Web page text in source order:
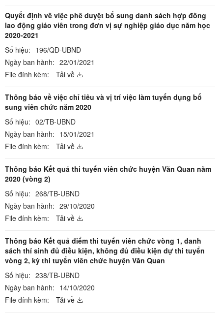
Quyết định về việc phê duyệt bổ sung danh sách hợp đồng
lao động giáo viên trong đơn vị sự nghiệp giáo dục năm học
2020-2021
Số hiệu: 196/QĐ-UBND
Ngày ban hành: 22/01/2021
File đính kèm:
Tải về
Thông báo về việc chỉ tiêu và vị trí việc làm tuyển dụng bổ
sung viên chức năm 2020
Số hiệu: 02/TB-UBND
Ngày ban hành: 15/01/2021
File đính kèm:
Tải về
Thông báo Kết quả thi tuyển viên chức huyện Văn Quan năm
2020 (vòng 2)
Số hiệu: 268/TB-UBND
Ngày ban hành: 29/10/2020
File đính kèm:
Tải về
Thông báo Kết quả điểm thi tuyển viên chức vòng 1, danh
sách thí sinh đủ điều kiện, không đủ điều kiện dự thi tuyển
vòng 2, kỳ thi tuyển viên chức huyện Văn Quan
Số hiệu: 238/TB-UBND
Ngày ban hành: 14/10/2020
File đính kèm:
Tải về